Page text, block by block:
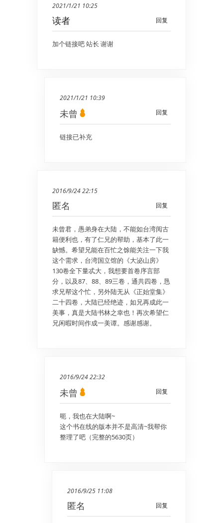
2021/1/21 10:25
回复
读者
加个链接吧 站长 谢谢
2021/1/21 10:39
回复
未曾
链接已补充
2016/9/24 22:15
回复
匿名
未曾君，愚弟身在大陆，不能如台湾阅古
籍便利也，有了仁兄的帮助，基本了此一
缺憾。希望兄能在百忙之馀能关注一下我
这个需求，台湾国立馆的《大泌山房》
130卷全下量忒大，我想要首卷序言部
分，以及87、88、89三卷，通共四卷，恳
求兄帮这个忙，另外陆无从《正始堂集》
二十四卷，大陆已经绝迹，如兄再成此一
美事，真是大陆书林之幸也！再次希望仁
兄闲暇时间作成一美谭。感谢感谢。
2016/9/24 22:32
回复
未曾
呃，我也在大陆啊~
这个书在线的版本并不是高清~我帮你
整理了吧（完整的5630页）
2016/9/25 11:08
回复
匿名